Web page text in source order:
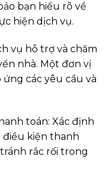
bạn hiểu rõ về
hiện dịch vụ.
vụ hỗ trợ và chăm
nhà. Một đơn vị
các yêu cầu và
toán: Xác định
kiện thanh
rắc rối trong